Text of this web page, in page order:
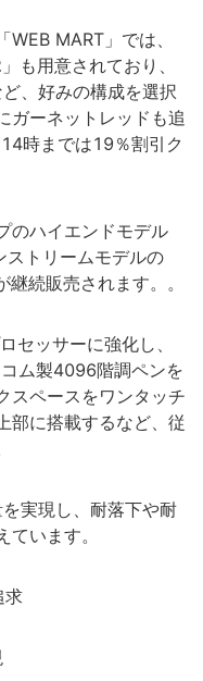
MART」では、
」も用意されており、
、好みの構成を選択
ガーネットレッドも追
時までは19％割引ク
のハイエンドモデル
ストリームモデルの
継続販売されます。。
セッサーに強化し、
ム製4096階調ペンを
スペースをワンタッチ
部に搭載するなど、従
実現し、耐落下や耐
います。
求